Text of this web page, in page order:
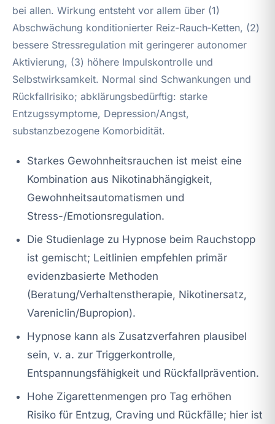
bei allen. Wirkung entsteht vor allem über (1)
Abschwächung konditionierter Reiz‑Rauch‑Ketten, (2)
bessere Stressregulation mit geringerer autonomer
Aktivierung, (3) höhere Impulskontrolle und
Selbstwirksamkeit. Normal sind Schwankungen und
Rückfallrisiko; abklärungsbedürftig: starke
Entzugssymptome, Depression/Angst,
substanzbezogene Komorbidität.
Starkes Gewohnheitsrauchen ist meist eine
Kombination aus Nikotinabhängigkeit,
Gewohnheitsautomatismen und
Stress-/Emotionsregulation.
Die Studienlage zu Hypnose beim Rauchstopp
ist gemischt; Leitlinien empfehlen primär
evidenzbasierte Methoden
(Beratung/Verhaltenstherapie, Nikotinersatz,
Vareniclin/Bupropion).
Hypnose kann als Zusatzverfahren plausibel
sein, v. a. zur Triggerkontrolle,
Entspannungsfähigkeit und Rückfallprävention.
Hohe Zigarettenmengen pro Tag erhöhen
Risiko für Entzug, Craving und Rückfälle; hier ist